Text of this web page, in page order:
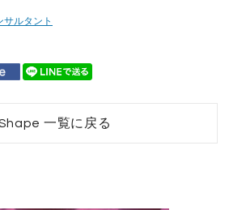
サルタント
一覧に戻る